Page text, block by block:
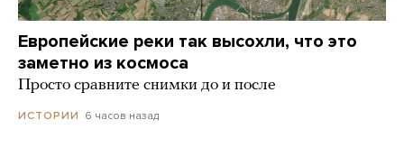
Европейские реки так высохли, что это
заметно из космоса
Просто сравните снимки до и после
ИСТОРИИ 6 часов назад